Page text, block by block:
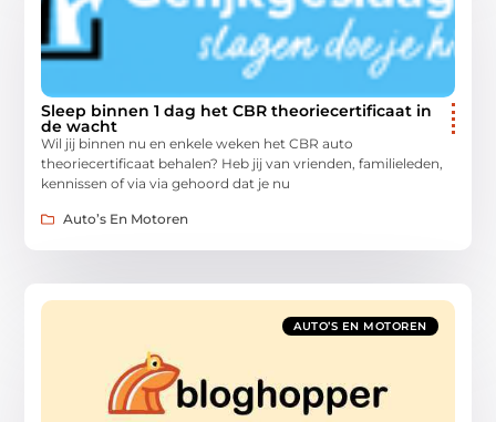
Sleep binnen 1 dag het CBR theoriecertificaat in
de wacht
Wil jij binnen nu en enkele weken het CBR auto
theoriecertificaat behalen? Heb jij van vrienden, familieleden,
kennissen of via via gehoord dat je nu
Auto’s En Motoren
AUTO’S EN MOTOREN